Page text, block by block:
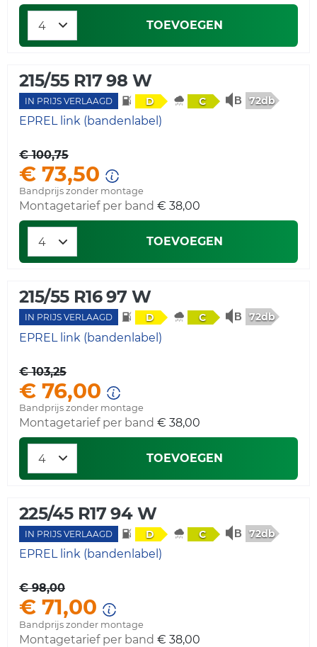
TOEVOEGEN
215/55 R17 98 W
IN PRIJS VERLAAGD D C 72db
EPREL link (bandenlabel)
€ 100,75
€ 73,50
Bandprijs zonder montage
Montagetarief per band € 38,00
TOEVOEGEN
215/55 R16 97 W
IN PRIJS VERLAAGD D C 72db
EPREL link (bandenlabel)
€ 103,25
€ 76,00
Bandprijs zonder montage
Montagetarief per band € 38,00
TOEVOEGEN
225/45 R17 94 W
IN PRIJS VERLAAGD D C 72db
EPREL link (bandenlabel)
€ 98,00
€ 71,00
Bandprijs zonder montage
Montagetarief per band € 38,00